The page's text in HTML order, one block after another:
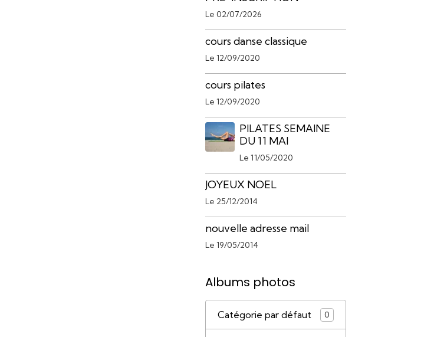
Le 02/07/2026
cours danse classique
Le 12/09/2020
cours pilates
Le 12/09/2020
PILATES SEMAINE
DU 11 MAI
Le 11/05/2020
JOYEUX NOEL
Le 25/12/2014
nouvelle adresse mail
Le 19/05/2014
Albums photos
Catégorie par défaut 0